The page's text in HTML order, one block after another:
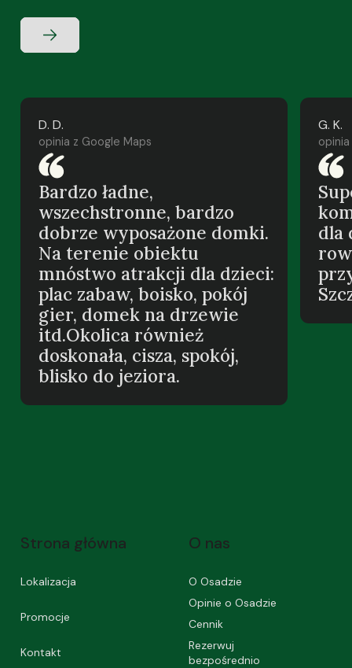
D. D.
opinia z Google Maps
Bardzo ładne,
wszechstronne, bardzo
dobrze wyposażone domki.
Na terenie obiektu
mnóstwo atrakcji dla dzieci:
plac zabaw, boisko, pokój
gier, domek na drzewie
itd.Okolica również
doskonała, cisza, spokój,
blisko do jeziora.
G. K.
dla
Strona główna
Lokalizacja
Promocje
Kontakt
O nas
O Osadzie
Opinie o Osadzie
Cennik
Rezerwuj
bezpośrednio